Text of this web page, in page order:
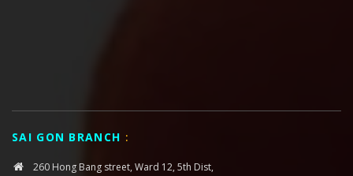
SAI GON BRANCH :
260 Hong Bang street, Ward 12, 5th Dist,